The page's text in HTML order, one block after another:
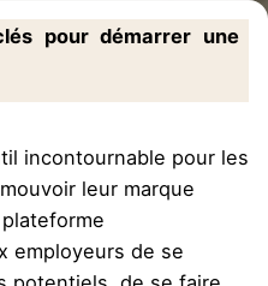
pour démarrer une
incontournable pour les
leur marque
employeurs de se